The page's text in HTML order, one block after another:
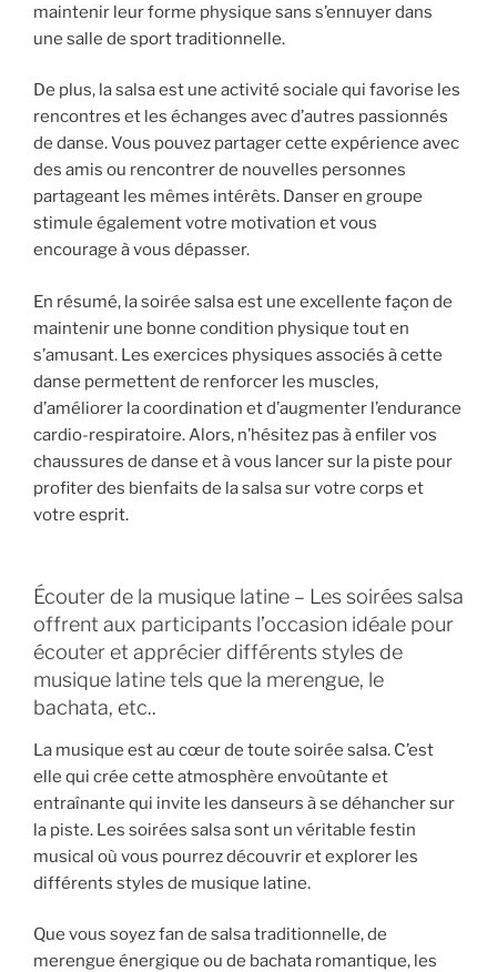
maintenir leur forme physique sans s’ennuyer dans
une salle de sport traditionnelle.
De plus, la salsa est une activité sociale qui favorise les
rencontres et les échanges avec d’autres passionnés
de danse. Vous pouvez partager cette expérience avec
des amis ou rencontrer de nouvelles personnes
partageant les mêmes intérêts. Danser en groupe
stimule également votre motivation et vous
encourage à vous dépasser.
En résumé, la soirée salsa est une excellente façon de
maintenir une bonne condition physique tout en
s’amusant. Les exercices physiques associés à cette
danse permettent de renforcer les muscles,
d’améliorer la coordination et d’augmenter l’endurance
cardio-respiratoire. Alors, n’hésitez pas à enfiler vos
chaussures de danse et à vous lancer sur la piste pour
profiter des bienfaits de la salsa sur votre corps et
votre esprit.
Écouter de la musique latine – Les soirées salsa
offrent aux participants l’occasion idéale pour
écouter et apprécier différents styles de
musique latine tels que la merengue, le
bachata, etc..
La musique est au cœur de toute soirée salsa. C’est
elle qui crée cette atmosphère envoûtante et
entraînante qui invite les danseurs à se déhancher sur
la piste. Les soirées salsa sont un véritable festin
musical où vous pourrez découvrir et explorer les
différents styles de musique latine.
Que vous soyez fan de salsa traditionnelle, de
merengue énergique ou de bachata romantique, les